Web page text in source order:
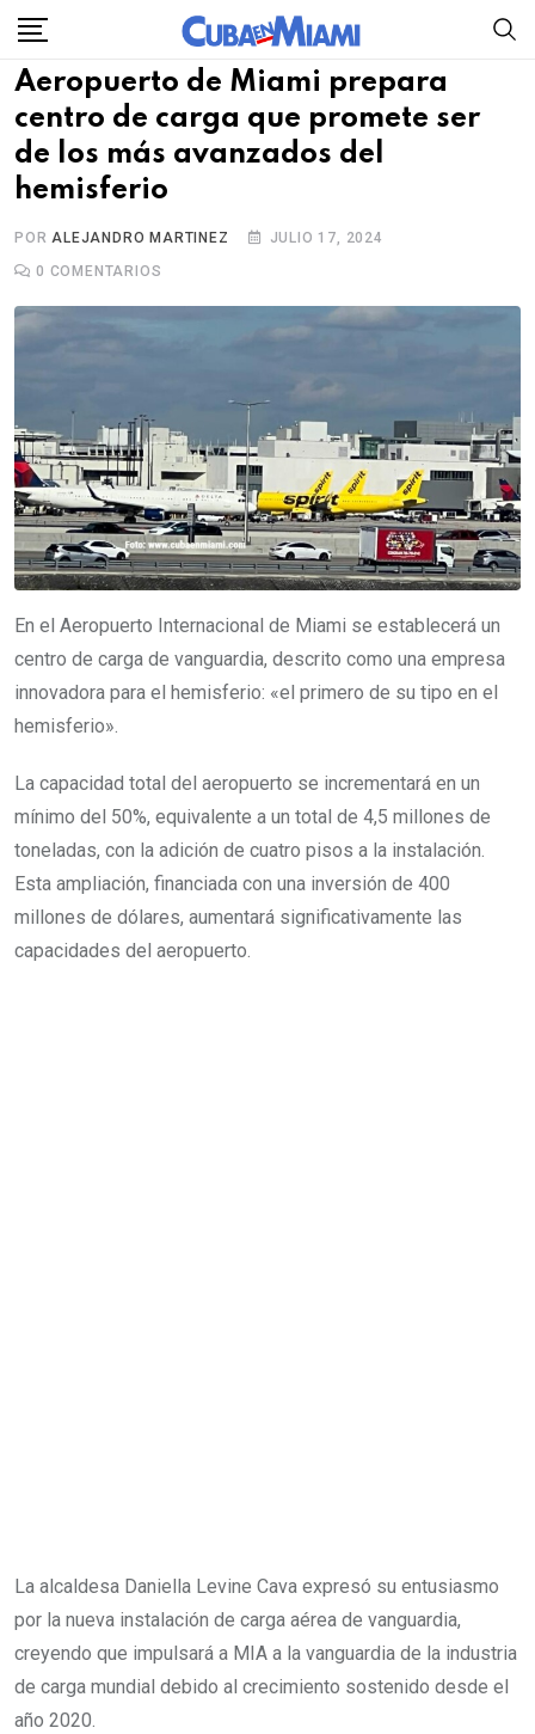
Skip
content
Aeropuerto de Miami prepara
centro de carga que promete ser
de los más avanzados del
hemisferio
PORALEJANDRO MARTINEZ
JULIO 17, 2024
0 COMENTARIOS
En el Aeropuerto Internacional de Miami se establecerá un
centro de carga de vanguardia, descrito como una empresa
innovadora para el hemisferio: «el primero de su tipo en el
hemisferio».
La capacidad total del aeropuerto se incrementará en un
mínimo del 50%, equivalente a un total de 4,5 millones de
toneladas, con la adición de cuatro pisos a la instalación.
Esta ampliación, financiada con una inversión de 400
millones de dólares, aumentará significativamente las
capacidades del aeropuerto.
La alcaldesa Daniella Levine Cava expresó su entusiasmo
por la nueva instalación de carga aérea de vanguardia,
creyendo que impulsará a MIA a la vanguardia de la industria
de carga mundial debido al crecimiento sostenido desde el
año 2020.